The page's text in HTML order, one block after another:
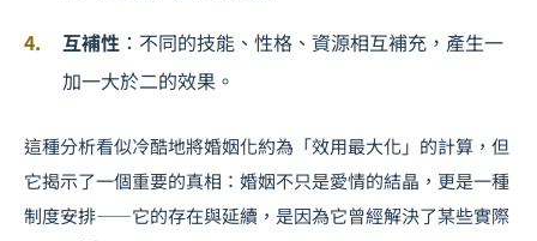
互補性 ：不同的技能、性格、資源相互補充，產生一
加一大於二的效果。
這種分析看似冷酷地將婚姻化約為「效用最大化」的計算，但
它揭示了一個重要的真相：婚姻不只是愛情的結晶，更是一種
制度安排——它的存在與延續，是因為它曾經解決了某些實際